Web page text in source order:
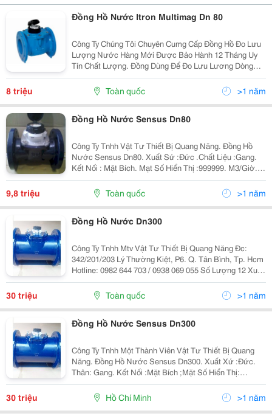
Đồng Hồ Nước Itron Multimag Dn 80
Công Ty Chúng Tôi Chuyên Cumg Cấp Đồng Hồ Đo Lưu
Lượng Nước Hàng Mới Được Bảo Hành 12 Tháng Uy
Tín Chất Lượng. Đồng Dùng Để Đo Lưu Lương Dòng
Chẩy Tính Theo Thời Gian Dạng Tu Bin.
8 triệu Toàn quốc >1 năm
Đồng Hồ Nước Sensus Dn80
Công Ty Tnhh Vật Tư Thiết Bị Quang Năng. Đồng Hồ
Nước Sensus Dn80. Xuất Sứ :Đức .Chất Liệu :Gang.
Kết Nối : Mặt Bích. Mạt Số Hiển Thị :999999. M3/Giờ.
Hàng Mới 100% Bảo Hành 12 Tháng.uy Tín, Chât
Lượng Luôn Đặt Lên Hàng Đầu.giao Hàng Nhanh Chóng
9,8 triệu Toàn quốc >1 năm
Đồng Hồ Nước Dn300
Công Ty Tnhh Mtv Vật Tư Thiết Bị Quang Năng Đc:
342/201/203 Lý Thường Kiệt, P6. Q. Tân Bình, Tp. Hcm
Hotline: 0982 644 703 / 0938 069 055 Số Lượng 12 Xuất
Xứ Hàng Công Ty Bảo Hành 12
30 triệu Toàn quốc >1 năm
Đồng Hồ Nước Sensus Dn300
Công Ty Tnhh Một Thành Viên Vật Tư Thiết Bị Quang
Năng. Đồng Hồ Nước Sensus Dn300. Xuất Xứ :Đức.
Thân: Gang. Kết Nối :Mặt Bích ;Mặt Số Hiển Thị:
999999. Dn300. Kiểu Hoạt Động: Từ . Hàng Mới 100%
Bảo Hành 12 Tháng,Uy Tín ,Chất Lượng, Giao Hàng
30 triệu Hồ Chí Minh >1 năm